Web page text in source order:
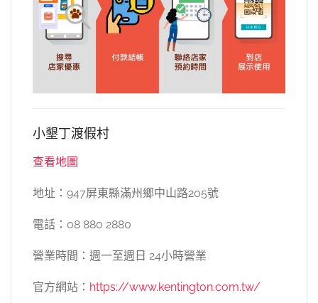
小墾丁渡假村
查看地圖
地址：947屏東縣滿州鄉中山路205號
電話：08 880 2880
營業時間：週一至週日 24小時營業
官方網站： https://www.kentington.com.tw/